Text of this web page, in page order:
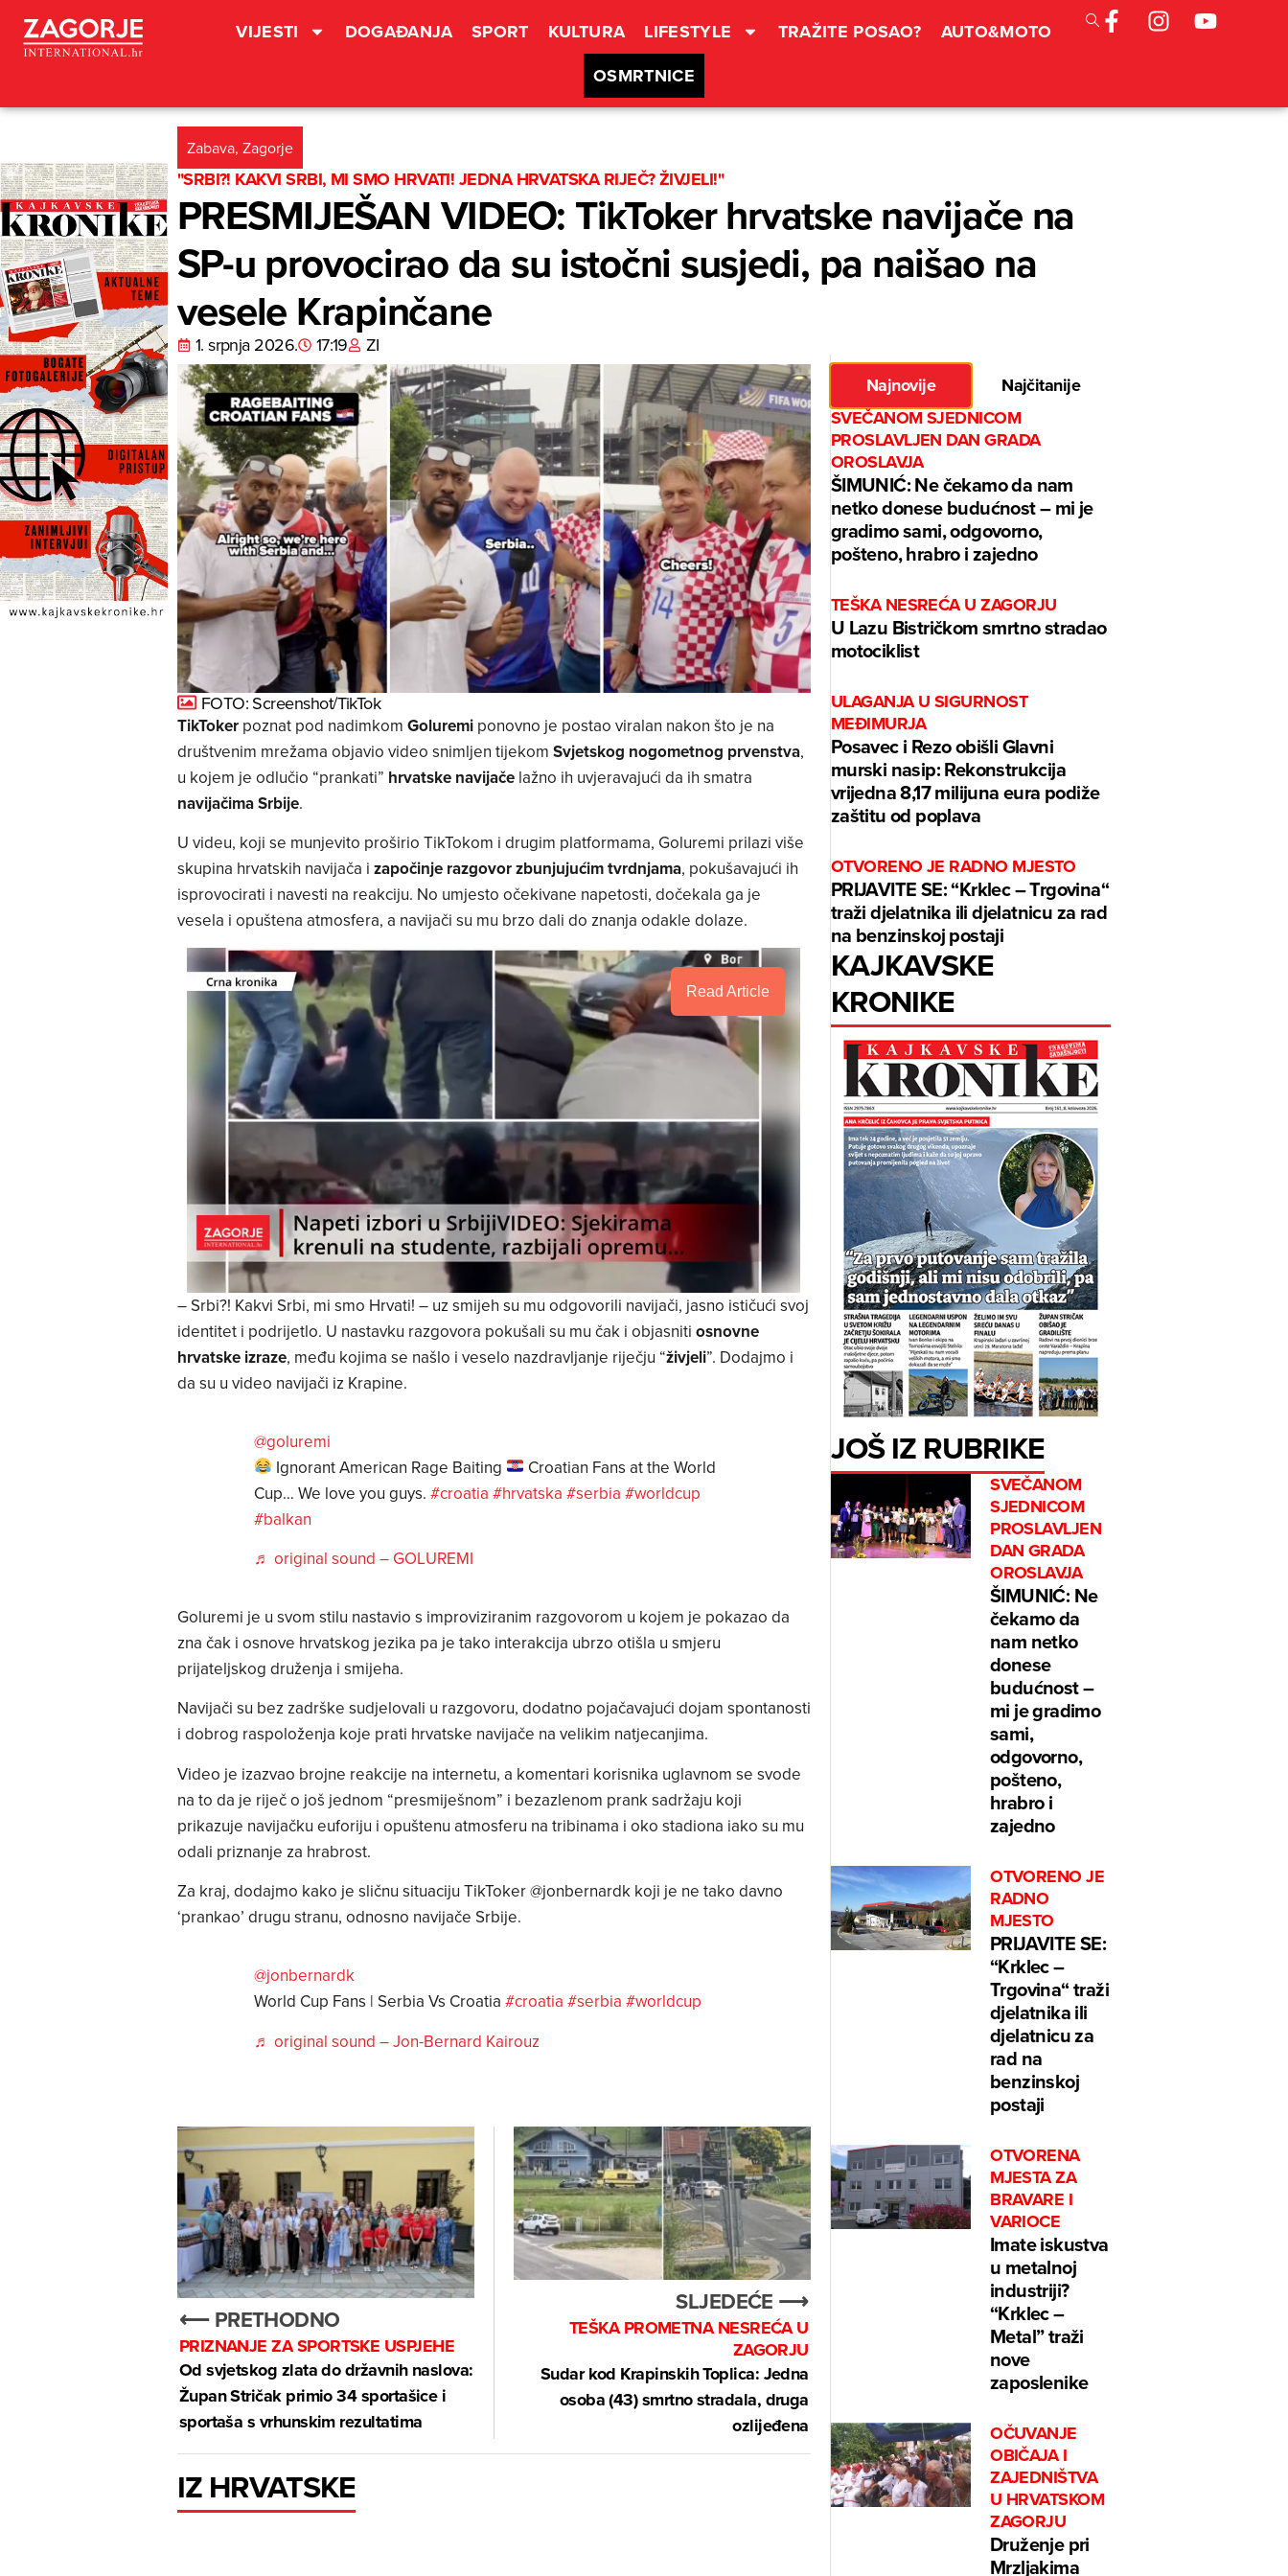
VIJESTI DOGAĐANJA SPORT KULTURA LIFESTYLE TRAŽITE POSAO?
AUTO&MOTO
OSMRTNICE
Zabava, Zagorje
"SRBI?! KAKVI SRBI, MI SMO HRVATI! JEDNA HRVATSKA RIJEČ? ŽIVJELI!"
PRESMIJEŠAN VIDEO: TikToker hrvatske navijače na
SP-u provocirao da su istočni susjedi, pa naišao na
vesele Krapinčane
1. srpnja 2026. 17:19 ZI
FOTO: Screenshot/TikTok
TikToker poznat pod nadimkom Goluremi ponovno je postao viralan nakon što je na
društvenim mrežama objavio video snimljen tijekom Svjetskog nogometnog prvenstva,
u kojem je odlučio “prankati” hrvatske navijače lažno ih uvjeravajući da ih smatra
navijačima Srbije.
U videu, koji se munjevito proširio TikTokom i drugim platformama, Goluremi prilazi više
skupina hrvatskih navijača i započinje razgovor zbunjujućim tvrdnjama, pokušavajući ih
isprovocirati i navesti na reakciju. No umjesto očekivane napetosti, dočekala ga je
vesela i opuštena atmosfera, a navijači su mu brzo dali do znanja odakle dolaze.
Read Article
– Srbi?! Kakvi Srbi, mi smo Hrvati! – uz smijeh su mu odgovorili navijači, jasno ističući svoj
identitet i podrijetlo. U nastavku razgovora pokušali su mu čak i objasniti osnovne
hrvatske izraze, među kojima se našlo i veselo nazdravljanje riječju “živjeli”. Dodajmo i
da su u video navijači iz Krapine.
@goluremi
Ignorant American Rage Baiting
Croatian Fans at the World
Cup… We love you guys. #croatia #hrvatska #serbia #worldcup
#balkan
♬ original sound – GOLUREMI
Goluremi je u svom stilu nastavio s improviziranim razgovorom u kojem je pokazao da
zna čak i osnove hrvatskog jezika pa je tako interakcija ubrzo otišla u smjeru
prijateljskog druženja i smijeha.
Navijači su bez zadrške sudjelovali u razgovoru, dodatno pojačavajući dojam spontanosti
i dobrog raspoloženja koje prati hrvatske navijače na velikim natjecanjima.
Video je izazvao brojne reakcije na internetu, a komentari korisnika uglavnom se svode
na to da je riječ o još jednom “presmiješnom” i bezazlenom prank sadržaju koji
prikazuje navijačku euforiju i opuštenu atmosferu na tribinama i oko stadiona iako su mu
odali priznanje za hrabrost.
Za kraj, dodajmo kako je sličnu situaciju TikToker @jonbernardk koji je ne tako davno
‘prankao’ drugu stranu, odnosno navijače Srbije.
@jonbernardk
World Cup Fans | Serbia Vs Croatia #croatia #serbia #worldcup
♬ original sound – Jon-Bernard Kairouz
⟵ PRETHODNO
PRIZNANJE ZA SPORTSKE USPJEHE
Od svjetskog zlata do državnih naslova:
Župan Stričak primio 34 sportašice i
sportaša s vrhunskim rezultatima
SLJEDEĆE ⟶
TEŠKA PROMETNA NESREĆA U
ZAGORJU
Sudar kod Krapinskih Toplica: Jedna
osoba (43) smrtno stradala, druga
ozlijeđena
IZ HRVATSKE
Najnovije
Najčitanije
SVEČANOM SJEDNICOM
PROSLAVLJEN DAN GRADA
OROSLAVJA
ŠIMUNIĆ: Ne čekamo da nam
netko donese budućnost – mi je
gradimo sami, odgovorno,
pošteno, hrabro i zajedno
TEŠKA NESREĆA U ZAGORJU
U Lazu Bistričkom smrtno stradao
motociklist
ULAGANJA U SIGURNOST
MEĐIMURJA
Posavec i Rezo obišli Glavni
murski nasip: Rekonstrukcija
vrijedna 8,17 milijuna eura podiže
zaštitu od poplava
OTVORENO JE RADNO MJESTO
PRIJAVITE SE: “Krklec – Trgovina“
traži djelatnika ili djelatnicu za rad
na benzinskoj postaji
KAJKAVSKE
KRONIKE
JOŠ IZ RUBRIKE
SVEČANOM
SJEDNICOM
PROSLAVLJEN
DAN GRADA
OROSLAVJA
ŠIMUNIĆ: Ne
čekamo da
nam netko
donese
budućnost –
mi je gradimo
sami,
odgovorno,
pošteno,
hrabro i
zajedno
OTVORENO JE
RADNO
MJESTO
PRIJAVITE SE:
“Krklec –
Trgovina“ traži
djelatnika ili
djelatnicu za
rad na
benzinskoj
postaji
OTVORENA
MJESTA ZA
BRAVARE I
VARIOCE
Imate iskustva
u metalnoj
industriji?
“Krklec –
Metal” traži
nove
zaposlenike
OČUVANJE
OBIČAJA I
ZAJEDNIŠTVA
U HRVATSKOM
ZAGORJU
Druženje pri
Mrzljakima